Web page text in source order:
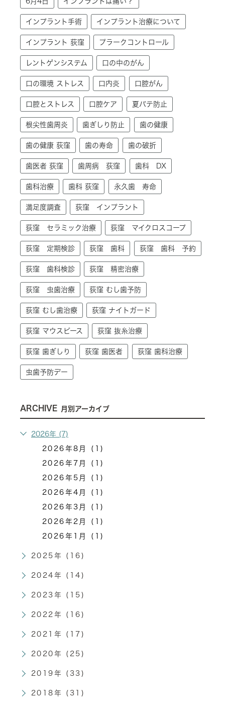
インプラント手術 インプラント治療について
インプラント 荻窪 プラークコントロール
レントゲンシステム 口の中のがん
口の環境 ストレス 口内炎 口腔がん
口腔とストレス 口腔ケア 夏バテ防止
根尖性歯周炎 歯ぎしり防止 歯の健康
歯の健康 荻窪 歯の寿命 歯の破折
歯医者 荻窪 歯周病 荻窪 歯科 DX
歯科治療 歯科 荻窪 永久歯 寿命
満足度調査 荻窪 インプラント
荻窪 セラミック治療 荻窪 マイクロスコープ
荻窪 定期検診 荻窪 歯科 荻窪 歯科 予約
荻窪 歯科検診 荻窪 精密治療
荻窪 虫歯治療 荻窪 むし歯予防
荻窪 むし歯治療 荻窪 ナイトガード
荻窪 マウスピース 荻窪 抜糸治療
荻窪 歯ぎしり 荻窪 歯医者 荻窪 歯科治療
虫歯予防デー
ARCHIVE 月別アーカイブ
2026年 (7)
2026年8月 (1)
2026年7月 (1)
2026年5月 (1)
2026年4月 (1)
2026年3月 (1)
2026年2月 (1)
2026年1月 (1)
2025年 (16)
2024年 (14)
2023年 (15)
2022年 (16)
2021年 (17)
2020年 (25)
2019年 (33)
2018年 (31)